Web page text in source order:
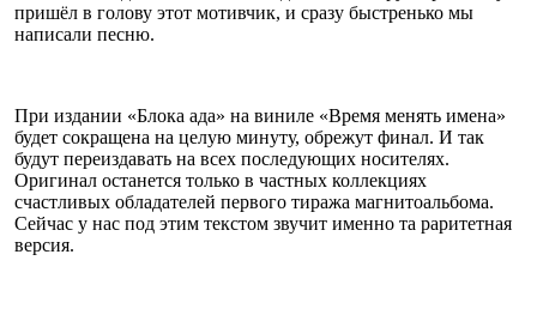
пришёл в голову этот мотивчик, и сразу быстренько мы
написали песню.
При издании «Блока ада» на виниле «Время менять имена»
будет сокращена на целую минуту, обрежут финал. И так
будут переиздавать на всех последующих носителях.
Оригинал останется только в частных коллекциях
счастливых обладателей первого тиража магнитоальбома.
Сейчас у нас под этим текстом звучит именно та раритетная
версия.